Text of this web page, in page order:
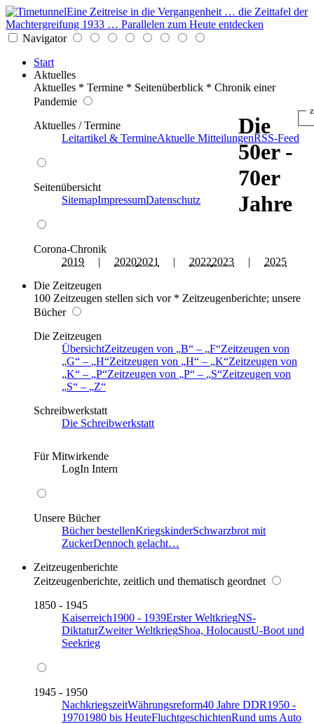
Eine Zeitreise in die Vergangenheit … die Zeittafel der
Machtergreifung 1933 … Parallelen zum Heute entdecken
Navigator
Start
Aktuelles
Aktuelles * Termine * Seitenüberblick * Chronik einer
Pandemie
Aktuelles / Termine
Leitartikel & TermineAktuelle MitteilungenRSS-Feed
Seitenübersicht
SitemapImpressumDatenschutz
Corona-Chronik
2019 | 20202021 | 20222023 | 2025
Die Zeitzeugen
100 Zeitzeugen stellen sich vor * Zeitzeugenberichte; unsere
Bücher
Die Zeitzeugen
ÜbersichtZeitzeugen von B – F Zeitzeugen von
G
– H Zeitzeugen von H – K Zeitzeugen von
K
– P Zeitzeugen von P – S Zeitzeugen von
S
–
Z
Schreibwerkstatt
Die Schreibwerkstatt
Für Mitwirkende
LogIn Intern
Unsere Bücher
Bücher bestellenKriegskinderSchwarzbrot mit
ZuckerDennoch gelacht…
Zeitzeugenberichte
Zeitzeugenberichte, zeitlich und thematisch geordnet
1850 - 1945
Kaiserreich1900 - 1939Erster WeltkriegNS-
DiktaturZweiter WeltkriegShoa, HolocaustU-Boot und
Seekrieg
1945 - 1950
NachkriegszeitWährungsreform40 Jahre DDR1950 -
19701980 bis HeuteFluchtgeschichtenRund ums Auto
Die
50er -
70er
Jahre